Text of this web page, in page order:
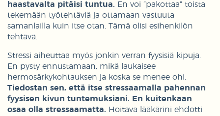
haastavalta pitäisi tuntua. En voi “pakottaa” toista
tekemään työtehtäviä ja ottamaan vastuuta
samanlailla kuin itse otan. Tämä olisi esihenkilön
tehtävä.
Stressi aiheuttaa myös jonkin verran fyysisiä kipuja.
En pysty ennustamaan, mikä laukaisee
hermosärkykohtauksen ja koska se menee ohi.
Tiedostan sen, että itse stressaamalla pahennan
fyysisen kivun tuntemuksiani. En kuitenkaan
osaa olla stressaamatta. Hoitava lääkärini ehdotti